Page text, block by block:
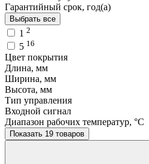
Гарантийный срок, год(а)
Выбрать все
1 2
5 16
Цвет покрытия
Длина, мм
Ширина, мм
Высота, мм
Тип управления
Входной сигнал
Диапазон рабочих температур, °C
Показать 19 товаров